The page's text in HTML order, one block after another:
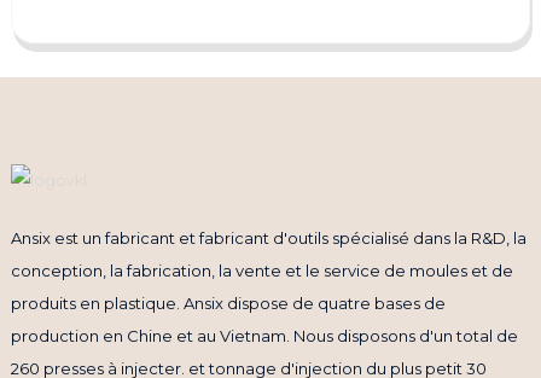
Ansix est un fabricant et fabricant d'outils spécialisé dans la R&D, la
conception, la fabrication, la vente et le service de moules et de
produits en plastique. Ansix dispose de quatre bases de
production en Chine et au Vietnam. Nous disposons d'un total de
260 presses à injecter. et tonnage d'injection du plus petit 30